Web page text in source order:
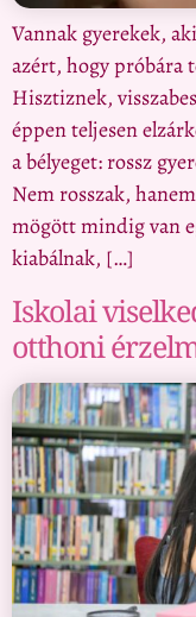
Vannak gyerekek,
azért, hogy próbára
Hisztiznek,
éppen teljesen
a bélyeget: rossz
Nem rosszak,
mögött mindig van
kiabálnak, […]
Iskolai
otthoni